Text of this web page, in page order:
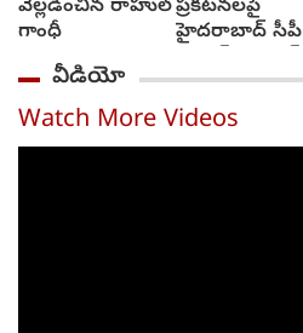
వెల్లడించిన రాహుల్
గాంధీ
ప్రకటనలపై
హైదరాబాద్ సీపీ
వీడియో
Watch More Videos